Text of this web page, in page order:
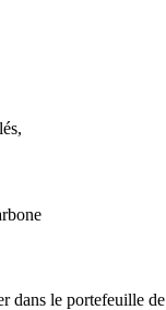
dans le portefeuille de